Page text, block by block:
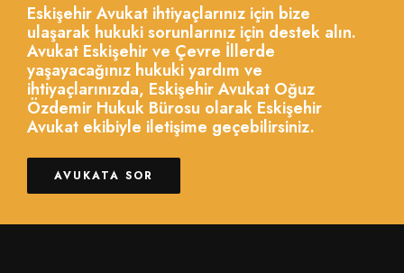
Eskişehir Avukat ihtiyaçlarınız için bize
ulaşarak hukuki sorunlarınız için destek alın.
Avukat Eskişehir ve Çevre İllerde
yaşayacağınız hukuki yardım ve
ihtiyaçlarınızda, Eskişehir Avukat Oğuz
Özdemir Hukuk Bürosu olarak Eskişehir
Avukat ekibiyle iletişime geçebilirsiniz.
AVUKATA SOR